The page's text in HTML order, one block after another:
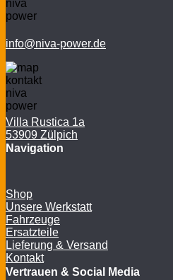
info@niva-power.de
Villa Rustica 1a
53909 Zülpich
Navigation
Shop
Unsere Werkstatt
Fahrzeuge
Ersatzteile
Lieferung & Versand
Kontakt
Vertrauen & Social Media